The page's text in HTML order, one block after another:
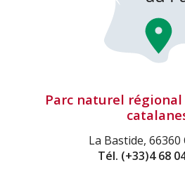
Parc naturel régional
La Bastide, 66360
Tél. (+33)4 68